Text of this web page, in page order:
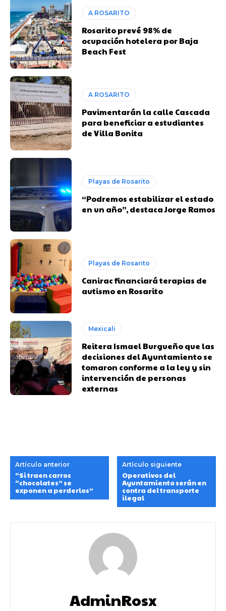
A ROSARITO
Rosarito prevé 98% de
ocupación hotelera por Baja
Beach Fest
A ROSARITO
Pavimentarán la calle Cascada
para beneficiar a estudiantes
de Villa Bonita
Playas de Rosarito
“Podremos estabilizar el estado
en un año”, destaca Jorge Ramos
Playas de Rosarito
Canirac financiará terapias de
autismo en Rosarito
Mexicali
Reitera Ismael Burgueño que las
decisiones del Ayuntamiento se
tomaron conforme a la ley y sin
intervención de personas
externas
Artículo anterior
“Si traen carros
“chocolates” se
exponen a perderlos”
Artículo siguiente
Operativos del
Ayuntamiento serán en
contra del transporte
ilegal
AdminRosx